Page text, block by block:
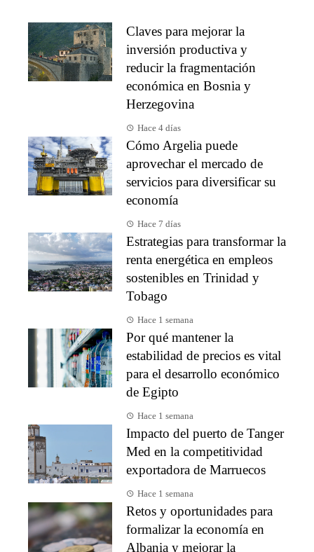
Claves para mejorar la
inversión productiva y
reducir la fragmentación
económica en Bosnia y
Herzegovina
Hace 4 días
Cómo Argelia puede
aprovechar el mercado de
servicios para diversificar su
economía
Hace 7 días
Estrategias para transformar la
renta energética en empleos
sostenibles en Trinidad y
Tobago
Hace 1 semana
Por qué mantener la
estabilidad de precios es vital
para el desarrollo económico
de Egipto
Hace 1 semana
Impacto del puerto de Tanger
Med en la competitividad
exportadora de Marruecos
Hace 1 semana
Retos y oportunidades para
formalizar la economía en
Albania y mejorar la